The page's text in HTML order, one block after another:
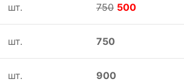
шт. 750 500
шт. 750
шт. 900